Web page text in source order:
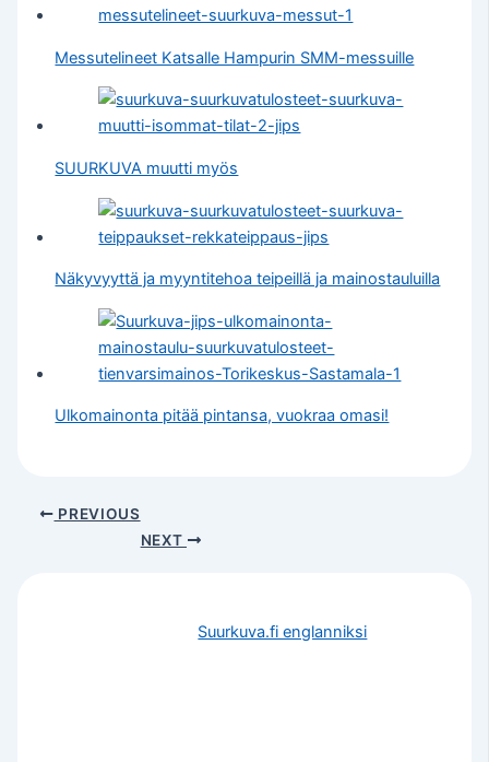
Messutelineet Katsalle Hampurin SMM-messuille
SUURKUVA muutti myös
Näkyvyyttä ja myyntitehoa teipeillä ja mainostauluilla
Ulkomainonta pitää pintansa, vuokraa omasi!
PREVIOUS
NEXT
Suurkuva.fi englanniksi